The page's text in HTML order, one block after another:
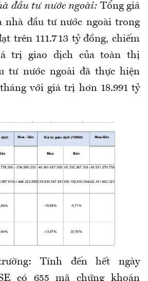
đầu tư nước ngoài: Tổng giá
nhà đầu tư nước ngoài trong
trên 111.713 tỷ đồng, chiếm
trị giao dịch của toàn thị
tư nước ngoài đã thực hiện
với giá trị hơn 18.991 tỷ
Tính đến hết ngày
có 655 mã chứng khoán